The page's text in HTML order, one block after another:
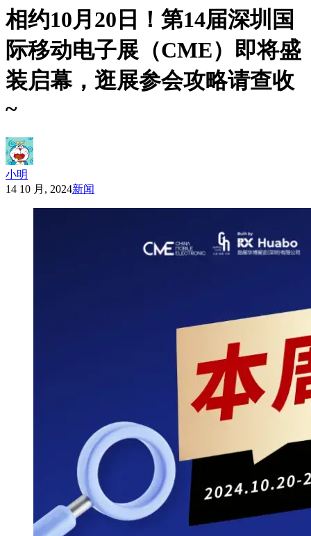
相约10月20日！第14届深圳国
际移动电子展（CME）即将盛
装启幕，逛展参会攻略请查收
~
小明
14 10 月, 2024新闻